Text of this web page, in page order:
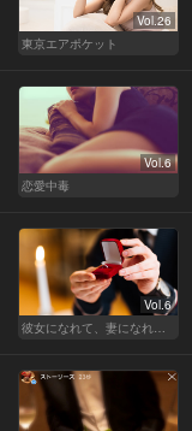
Vol.26
東京エアポケット
Vol.6
恋愛中毒
Vol.6
彼女になれて、妻になれない